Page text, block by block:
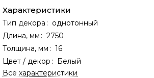
Характеристики
Тип декора : однотонный
Длина, мм : 2750
Толщина, мм : 16
Цвет / декор : Белый
Все характеристики